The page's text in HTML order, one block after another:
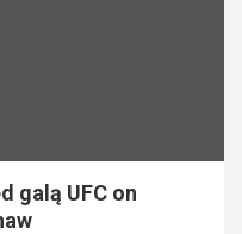
galą UFC on